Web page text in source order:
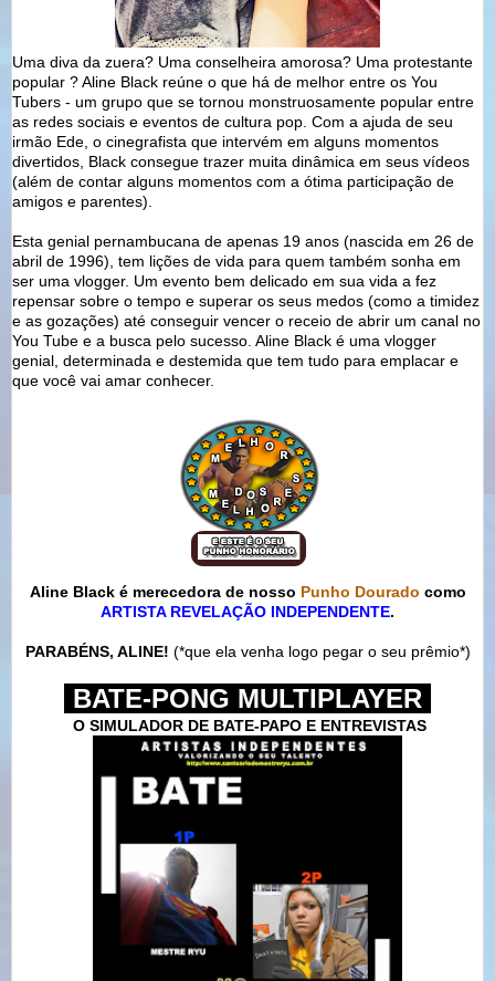
Uma diva da zuera? Uma conselheira amorosa? Uma protestante
popular ? Aline Black reúne o que há de melhor entre os You
Tubers - um grupo que se tornou monstruosamente popular entre
as redes sociais e eventos de cultura pop. Com a ajuda de seu
irmão Ede, o cinegrafista que intervém em alguns momentos
divertidos, Black consegue trazer muita dinâmica em seus vídeos
(além de contar alguns momentos com a ótima participação de
amigos e parentes).
Esta genial pernambucana de apenas 19 anos (nascida em 26 de
abril de 1996), tem lições de vida para quem também sonha em
ser uma vlogger. Um evento bem delicado em sua vida a fez
repensar sobre o tempo e superar os seus medos (como a timidez
e as gozações) até conseguir vencer o receio de abrir um canal no
You Tube e a busca pelo sucesso. Aline Black é uma vlogger
genial, determinada e destemida que tem tudo para emplacar e
que você vai amar conhecer.
Aline Black é merecedora de nosso Punho Dourado como
ARTISTA REVELAÇÃO INDEPENDENTE.
PARABÉNS, ALINE! (*que ela venha logo pegar o seu prêmio*)
BATE-PONG MULTIPLAYER
O SIMULADOR DE BATE-PAPO E ENTREVISTAS